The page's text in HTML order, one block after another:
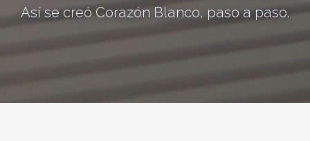
Así se creó Corazón Blanco, paso a paso.